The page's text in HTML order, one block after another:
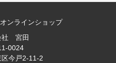
ンラインショップ
社 宮田
0024
今戸2-11-2